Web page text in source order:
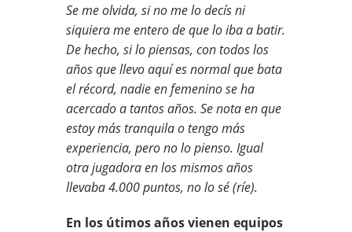
Se me olvida, si no me lo decís ni
siquiera me entero de que lo iba a batir.
De hecho, si lo piensas, con todos los
años que llevo aquí es normal que bata
el récord, nadie en femenino se ha
acercado a tantos años. Se nota en que
estoy más tranquila o tengo más
experiencia, pero no lo pienso. Igual
otra jugadora en los mismos años
llevaba 4.000 puntos, no lo sé (ríe).
En los útimos años vienen equipos